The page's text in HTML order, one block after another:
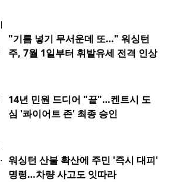
"기름 넣기 무서운데 또…" 워싱턴
주, 7월 1일부터 휘발유세 전격 인상
14년 민원 드디어 "끝"…켄트시 도
심 '콰이어트 존' 최종 승인
워싱턴 산불 확산에 주민 '즉시 대피'
명령…차량 사고도 잇따라